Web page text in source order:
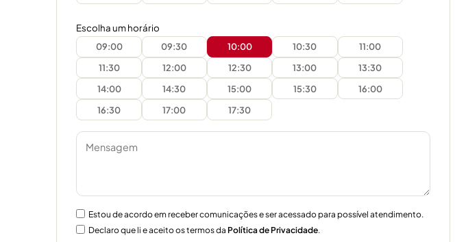
Escolha um horário
09:00 09:30 10:00 10:30
11:00
11:30
12:00 12:30 13:00
13:30
14:00
14:30 15:00 15:30
16:00
16:30
17:00 17:30
Estou de acordo em receber comunicações e ser acessado para possível atendimento.
Declaro que li e aceito os termos da Política de Privacidade.